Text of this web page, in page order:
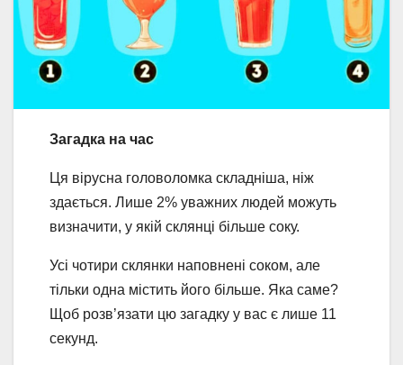
Загадка на час
Ця вірусна головоломка складніша, ніж
здається. Лише 2% уважних людей можуть
визначити, у якій склянці більше соку.
Усі чотири склянки наповнені соком, але
тільки одна містить його більше. Яка саме?
Щоб розв’язати цю загадку у вас є лише 11
секунд.